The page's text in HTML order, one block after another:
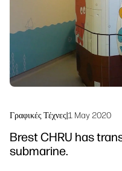
Γραφικές Τέχνες|1 May 2020
Brest CHRU has
submarine.